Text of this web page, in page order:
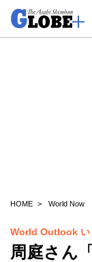
HOME World Now
World Outlook い
周庭さん